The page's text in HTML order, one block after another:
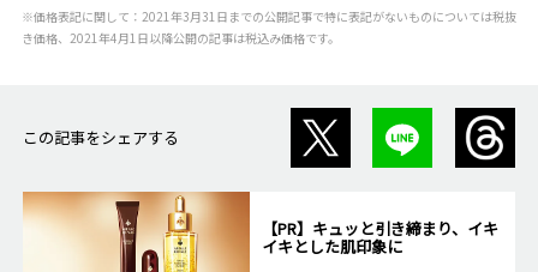
※価格表記に関して：2021年3月31日までの公開記事で特に表記がないものについては税抜
き価格、2021年4月1日以降公開の記事は税込み価格です。
この記事をシェアする
【PR】キュッと引き締まり、イキ
イキとした肌印象に